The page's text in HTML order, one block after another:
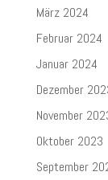
März 2024
Februar 2024
Januar 2024
Dezember
November
Oktober 2023
September